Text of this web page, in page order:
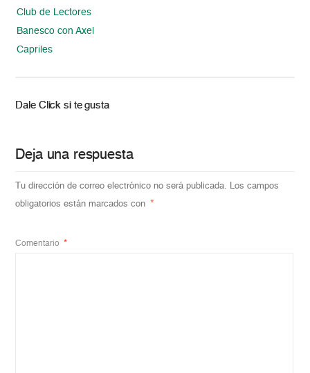
Club de Lectores
Banesco con Axel
Capriles
Dale Click si te gusta
Deja una respuesta
Tu dirección de correo electrónico no será publicada. Los campos
obligatorios están marcados con
*
Comentario *